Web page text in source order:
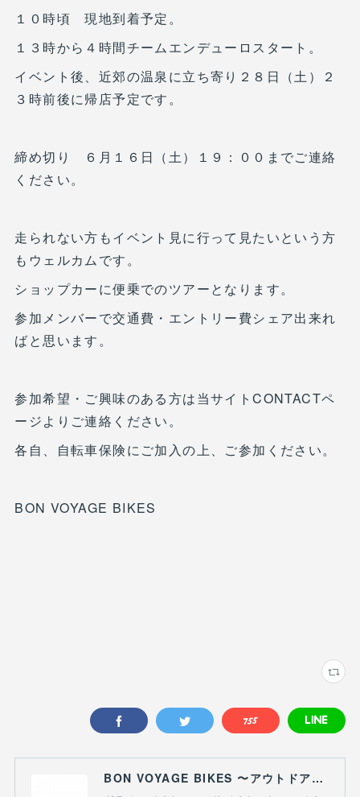
１０時頃 現地到着予定。
１３時から４時間チームエンデューロスタート。
イベント後、近郊の温泉に立ち寄り２８日（土）２
３時前後に帰店予定です。
締め切り ６月１６日（土）１９：００までご連絡
ください。
走られない方もイベント見に行って見たいという方
もウェルカムです。
ショップカーに便乗でのツアーとなります。
参加メンバーで交通費・エントリー費シェア出来れ
ばと思います。
参加希望・ご興味のある方は当サイトCONTACTペ
ージよりご連絡ください。
各自、自転車保険にご加入の上、ご参加ください。
BON VOYAGE BIKES
BON VOYAGE BIKES 〜アウトドアライフにつながる自転車専門店〜